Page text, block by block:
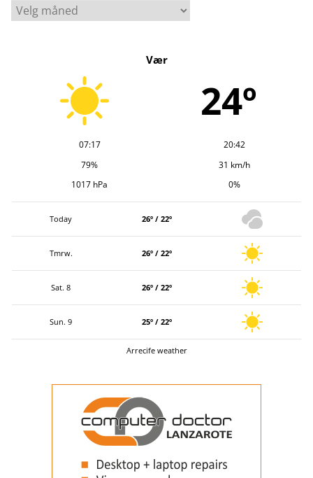
A
r
Vær
24º
07:17
20:42
79%
31 km/h
1017 hPa
0%
Today 26º / 22º
Tmrw. 26º / 22º
Sat. 8 26º / 22º
Sun. 9 25º / 22º
Arrecife weather